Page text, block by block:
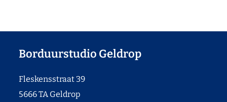
Borduurstudio Geldrop
Fleskensstraat 39
5666 TA Geldrop